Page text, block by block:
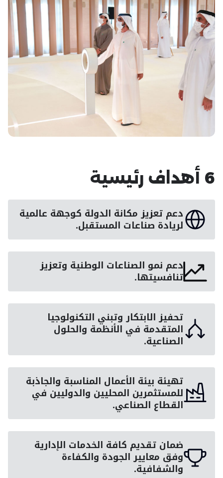
6 أهداف رئيسية
دعم تعزيز مكانة الدولة كوجهة عالمية
لريادة صناعات المستقبل.
دعم نمو الصناعات الوطنية وتعزيز
تنافسيتها.
تحفيز الابتكار وتبني التكنولوجيا
المتقدمة في الأنظمة والحلول
الصناعية.
تهيئة بيئة الأعمال المناسبة والجاذبة
للمستثمرين المحليين والدوليين في
القطاع الصناعي.
ضمان تقديم كافة الخدمات الإدارية
وفق معايير الجودة والكفاءة
والشفافية.